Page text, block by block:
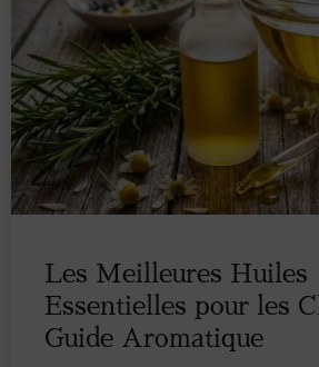
Les Meilleures Huiles
Essentielles pour les
Guide Aromatique